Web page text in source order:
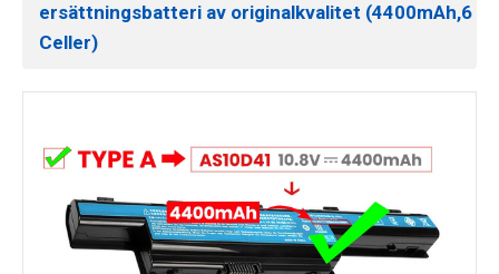
ersättningsbatteri av originalkvalitet (4400mAh,6
Celler)